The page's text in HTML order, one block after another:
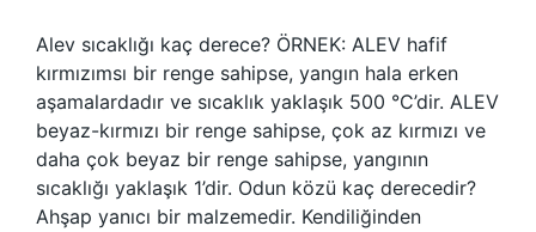
Alev sıcaklığı kaç derece? ÖRNEK: ALEV hafif
kırmızımsı bir renge sahipse, yangın hala erken
aşamalardadır ve sıcaklık yaklaşık 500 °C’dir. ALEV
beyaz-kırmızı bir renge sahipse, çok az kırmızı ve
daha çok beyaz bir renge sahipse, yangının
sıcaklığı yaklaşık 1’dir. Odun közü kaç derecedir?
Ahşap yanıcı bir malzemedir. Kendiliğinden